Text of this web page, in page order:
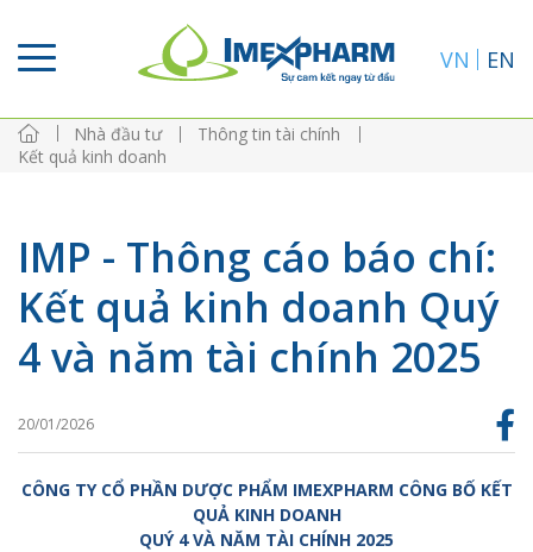
VN EN
Nhà đầu tư
Thông tin tài chính
Kết quả kinh doanh
IMP - Thông cáo báo chí:
Kết quả kinh doanh Quý
4 và năm tài chính 2025
20/01/2026
CÔNG TY CỔ PHẦN DƯỢC PHẨM IMEXPHARM CÔNG BỐ KẾT
QUẢ KINH DOANH
QUÝ 4 VÀ NĂM TÀI CHÍNH 2025